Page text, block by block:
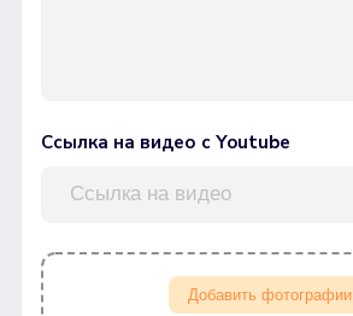
Ссылка на видео с Youtube
Добавить фотографии